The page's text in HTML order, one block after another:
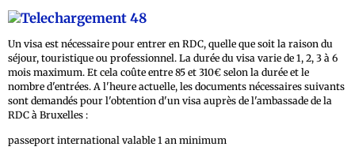
Un visa est nécessaire pour entrer en RDC, quelle que soit la raison du
séjour, touristique ou professionnel. La durée du visa varie de 1, 2, 3 à 6
mois maximum. Et cela coûte entre 85 et 310€ selon la durée et le
nombre d'entrées. A l'heure actuelle, les documents nécessaires suivants
sont demandés pour l'obtention d'un visa auprès de l'ambassade de la
RDC à Bruxelles :
passeport international valable 1 an minimum